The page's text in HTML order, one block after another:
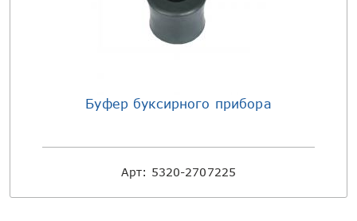
Буфер буксирного прибора
Арт: 5320-2707225